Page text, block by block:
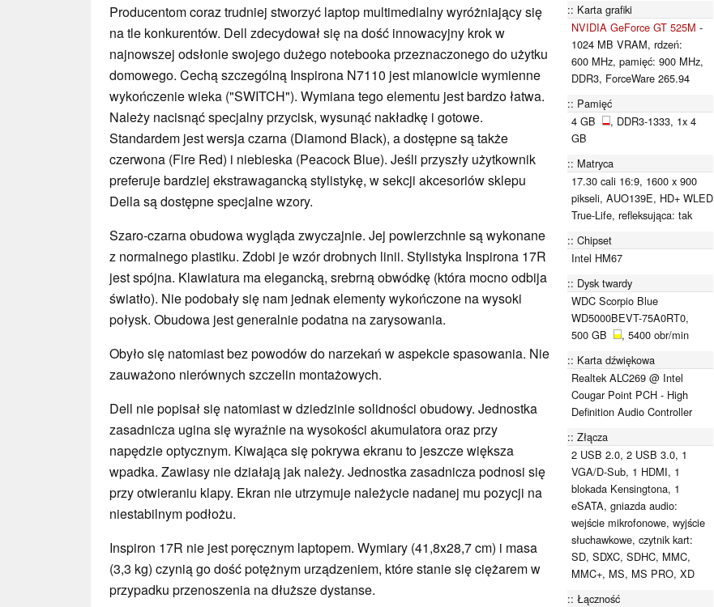
Producentom coraz trudniej stworzyć laptop multimedialny wyróżniający się
na tle konkurentów. Dell zdecydował się na dość innowacyjny krok w
najnowszej odsłonie swojego dużego notebooka przeznaczonego do użytku
domowego. Cechą szczególną Inspirona N7110 jest mianowicie wymienne
wykończenie wieka ("SWITCH"). Wymiana tego elementu jest bardzo łatwa.
Należy nacisnąć specjalny przycisk, wysunąć nakładkę i gotowe.
Standardem jest wersja czarna (Diamond Black), a dostępne są także
czerwona (Fire Red) i niebieska (Peacock Blue). Jeśli przyszły użytkownik
preferuje bardziej ekstrawagancką stylistykę, w sekcji akcesoriów sklepu
Della są dostępne specjalne wzory.
Szaro-czarna obudowa wygląda zwyczajnie. Jej powierzchnie są wykonane
z normalnego plastiku. Zdobi je wzór drobnych linii. Stylistyka Inspirona 17R
jest spójna. Klawiatura ma elegancką, srebrną obwódkę (która mocno odbija
światło). Nie podobały się nam jednak elementy wykończone na wysoki
połysk. Obudowa jest generalnie podatna na zarysowania.
Obyło się natomiast bez powodów do narzekań w aspekcie spasowania. Nie
zauważono nierównych szczelin montażowych.
Dell nie popisał się natomiast w dziedzinie solidności obudowy. Jednostka
zasadnicza ugina się wyraźnie na wysokości akumulatora oraz przy
napędzie optycznym. Kiwająca się pokrywa ekranu to jeszcze większa
wpadka. Zawiasy nie działają jak należy. Jednostka zasadnicza podnosi się
przy otwieraniu klapy. Ekran nie utrzymuje należycie nadanej mu pozycji na
niestabilnym podłożu.
Inspiron 17R nie jest poręcznym laptopem. Wymiary (41,8x28,7 cm) i masa
(3,3 kg) czynią go dość potężnym urządzeniem, które stanie się ciężarem w
przypadku przenoszenia na dłuższe dystanse.
Karta grafiki
NVIDIA GeForce GT 525M -
1024 MB VRAM, rdzeń:
600 MHz, pamięć: 900 MHz,
DDR3, ForceWare 265.94
Pamięć
4 GB
, DDR3-1333, 1x 4
GB
Matryca
17.30 cali 16:9, 1600 x 900
pikseli, AUO139E, HD+ WLED
True-Life, refleksująca: tak
Chipset
Intel HM67
Dysk twardy
WDC Scorpio Blue
WD5000BEVT-75A0RT0,
500 GB
, 5400 obr/min
Karta dźwiękowa
Realtek ALC269 @ Intel
Cougar Point PCH - High
Definition Audio Controller
Złącza
2 USB 2.0, 2 USB 3.0, 1
VGA/D-Sub, 1 HDMI, 1
blokada Kensingtona, 1
eSATA, gniazda audio:
wejście mikrofonowe, wyjście
słuchawkowe, czytnik kart:
SD, SDXC, SDHC, MMC,
MMC+, MS, MS PRO, XD
Łączność